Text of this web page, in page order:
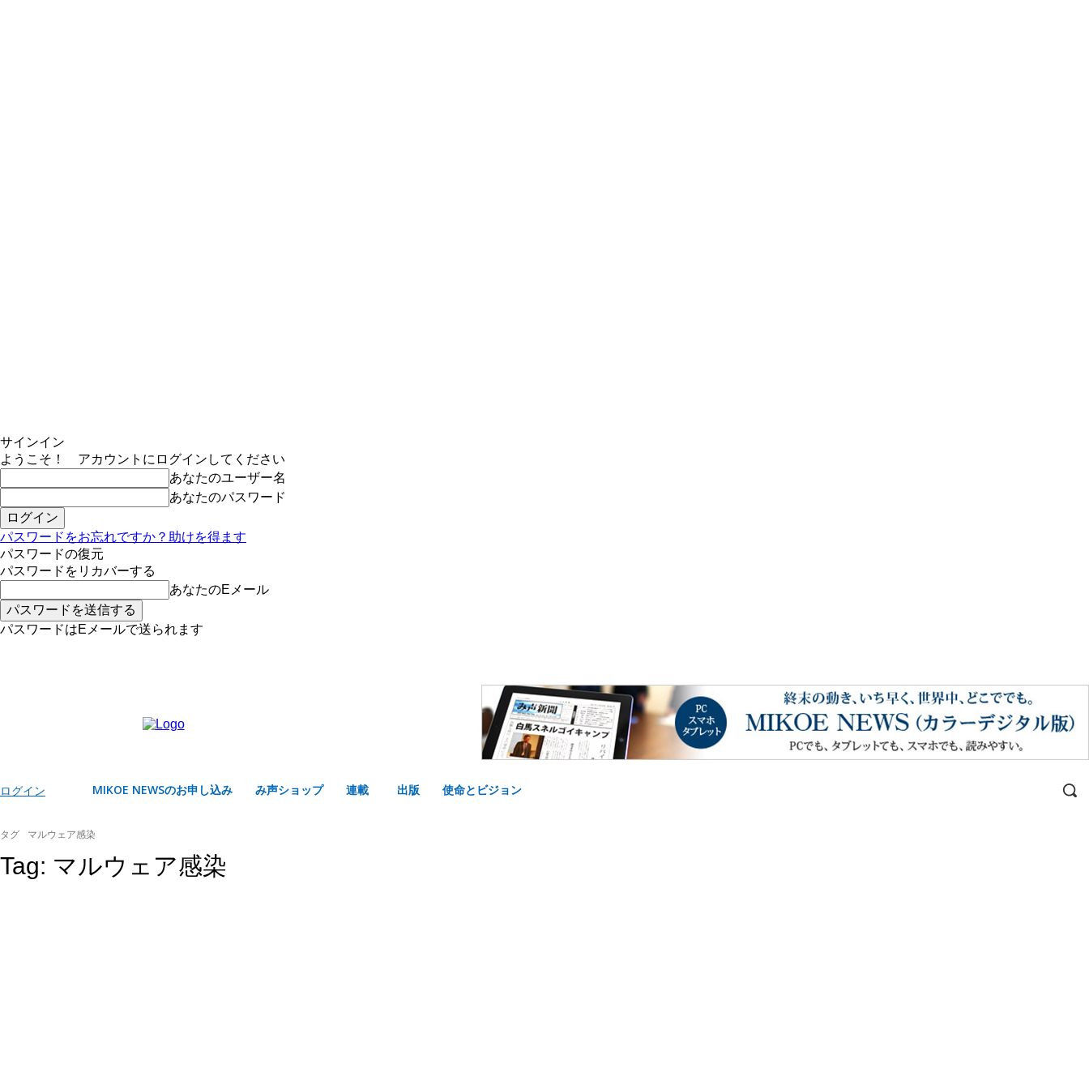
サインイン
ようこそ！ アカウントにログインしてください
あなたのユーザー名
あなたのパスワード
パスワードをお忘れですか？助けを得ます
パスワードの復元
パスワードをリカバーする
あなたのEメール
パスワードはEメールで送られます
ログイン MIKOE NEWSのお申し込み み声ショップ 連載 出版 使命とビジョン
タグ マルウェア感染
Tag: マルウェア感染